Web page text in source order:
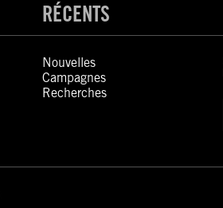
RÉCENTS
Nouvelles
Campagnes
Recherches